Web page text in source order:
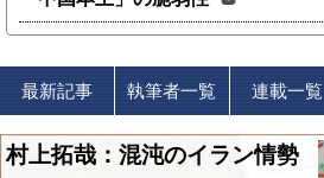
最新記事 執筆者一覧 連載一覧
村上拓哉：混沌のイラン情勢